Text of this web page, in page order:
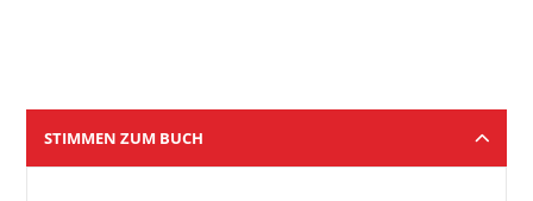
STIMMEN ZUM BUCH